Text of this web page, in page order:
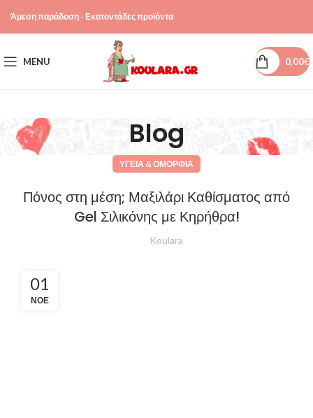
Άμεση παράδοση - Εκατοντάδες προϊόντα
MENU 0,00€
Blog
ΥΓΕΊΑ & ΟΜΟΡΦΙΆ
Πόνος στη μέση; Μαξιλάρι Καθίσματος από
Gel Σιλικόνης με Κηρήθρα!
Koulara
01
ΝΟΈ